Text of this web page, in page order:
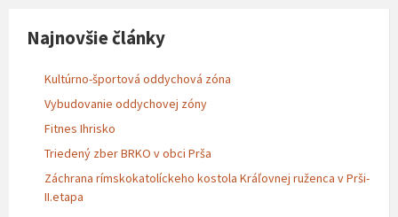
Najnovšie články
Kultúrno-športová oddychová zóna
Vybudovanie oddychovej zóny
Fitnes Ihrisko
Triedený zber BRKO v obci Prša
Záchrana rímskokatolíckeho kostola Kráľovnej ruženca v Prši-
II.etapa